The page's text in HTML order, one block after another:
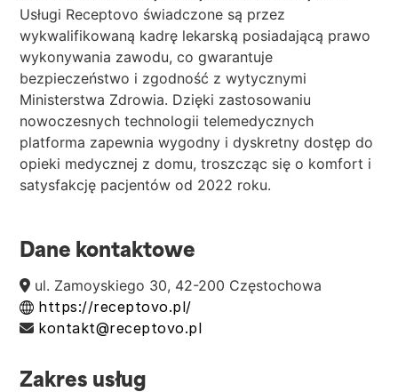
Usługi Receptovo świadczone są przez
wykwalifikowaną kadrę lekarską posiadającą prawo
wykonywania zawodu, co gwarantuje
bezpieczeństwo i zgodność z wytycznymi
Ministerstwa Zdrowia. Dzięki zastosowaniu
nowoczesnych technologii telemedycznych
platforma zapewnia wygodny i dyskretny dostęp do
opieki medycznej z domu, troszcząc się o komfort i
satysfakcję pacjentów od 2022 roku.
Dane kontaktowe
ul. Zamoyskiego 30, 42-200 Częstochowa
https://receptovo.pl/
kontakt@receptovo.pl
Zakres usług